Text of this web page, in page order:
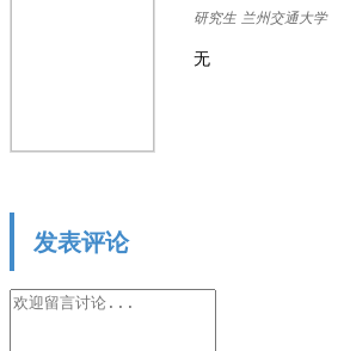
研究生 兰州交通大学
无
发表评论